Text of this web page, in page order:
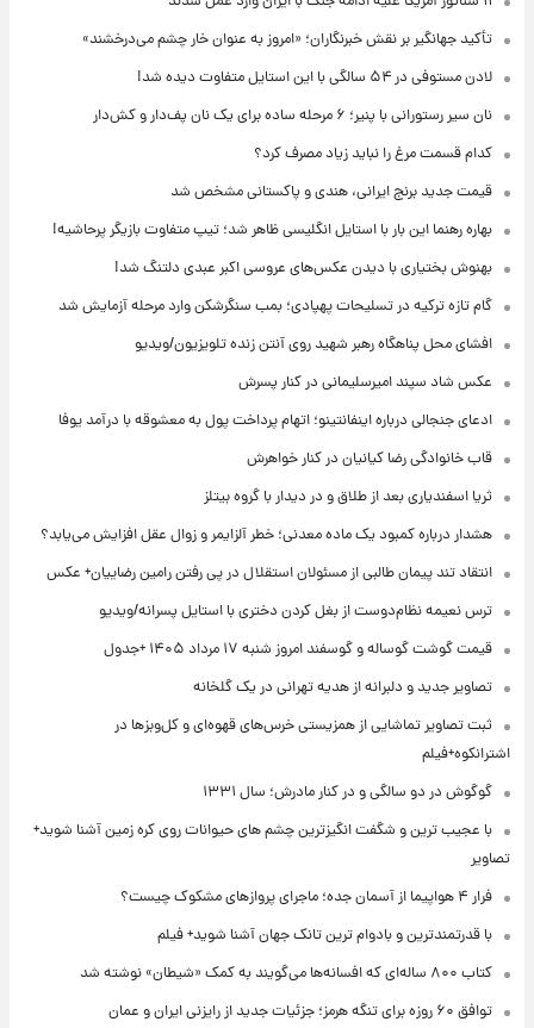
تأکید جهانگیر بر نقش خبرنگاران؛ «امروز به عنوان خار چشم می‌درخشند»
لادن مستوفی در ۵۴ سالگی با این استایل متفاوت دیده شد!
نان سیر رستورانی با پنیر؛ ۶ مرحله ساده برای یک نان پف‌دار و کش‌دار
کدام قسمت مرغ را نباید زیاد مصرف کرد؟
قیمت جدید برنج ایرانی، هندی و پاکستانی مشخص شد
بهاره رهنما این بار با استایل انگلیسی ظاهر شد؛ تیپ متفاوت بازیگر پرحاشیه!
بهنوش بختیاری با دیدن عکس‌های عروسی اکبر عبدی دلتنگ شد!
گام تازه ترکیه در تسلیحات پهپادی؛ بمب سنگرشکن وارد مرحله آزمایش شد
افشای محل پناهگاه‌ رهبر شهید روی آنتن زنده تلویزیون/ویدیو
عکس شاد سپند امیرسلیمانی در کنار پسرش
ادعای جنجالی درباره اینفانتینو؛ اتهام پرداخت پول به معشوقه با درآمد یوفا
قاب خانوادگی رضا کیانیان در کنار خواهرش
ثریا اسفندیاری بعد از طلاق و در دیدار با گروه بیتلز
هشدار درباره کمبود یک ماده معدنی؛ خطر آلزایمر و زوال عقل افزایش می‌یابد؟
انتقاد تند پیمان طالبی از مسئولان استقلال در پی رفتن رامین رضاییان+ عکس
ترس نعیمه نظام‌دوست از بغل کردن دختری با استایل پسرانه/ویدیو
قیمت گوشت گوساله و گوسفند امروز شنبه ۱۷ مرداد ۱۴۰۵ +جدول
تصاویر جدید و دلبرانه از هدیه تهرانی در یک گلخانه
ثبت تصاویر تماشایی از همزیستی خرس‌های قهوه‌ای و کل‌وبزها در
اشترانکوه+فیلم
گوگوش در دو سالگی و در کنار مادرش؛ سال ۱۳۳۱
با عجیب ترین و شگفت انگیزترین چشم های حیوانات روی کره زمین آشنا شوید+
تصاویر
فرار ۴ هواپیما از آسمان جده؛ ماجرای پروازهای مشکوک چیست؟
با قدرتمندترین و بادوام ترین تانک جهان آشنا شوید+ فیلم
کتاب ۸۰۰ ساله‌ای که افسانه‌ها می‌گویند به کمک «شیطان» نوشته شد
توافق ۶۰ روزه برای تنگه هرمز؛ جزئیات جدید از رایزنی ایران و عمان